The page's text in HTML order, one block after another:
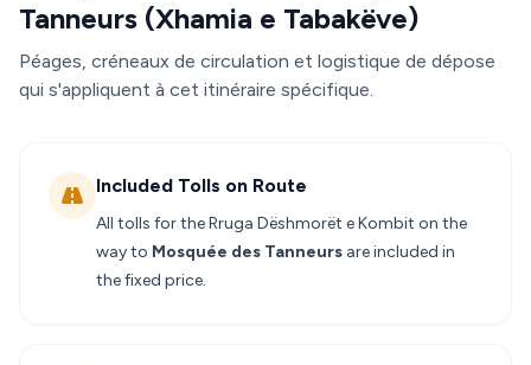
Tanneurs (Xhamia e Tabakëve)
Péages, créneaux de circulation et logistique de dépose
qui s'appliquent à cet itinéraire spécifique.
Included Tolls on Route
All tolls for the Rruga Dëshmorët e Kombit on the
way to Mosquée des Tanneurs are included in
the fixed price.